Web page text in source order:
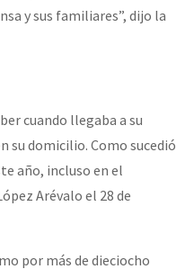
(Las poblaciones y
años de Resistencia y
y sus familiares”, dijo la
cuando llegaba a su
su domicilio. Como sucedió
año, incluso en el
Arévalo el 28 de
por más de dieciocho